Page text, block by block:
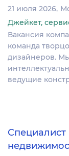
21 июля 2026
Джейкет,
Вакансия
команда
дизайнеров.
ведущие